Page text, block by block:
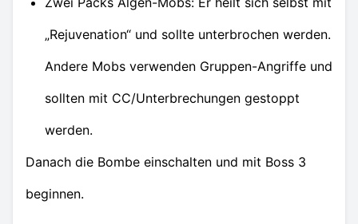
„Rejuvenation“ und sollte unterbrochen werden.
Andere Mobs verwenden Gruppen-Angriffe und
sollten mit CC/Unterbrechungen gestoppt
werden.
Danach die Bombe einschalten und mit Boss 3
beginnen.